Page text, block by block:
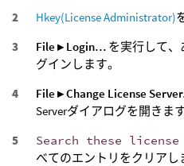
Hkey(License Administrator)
File ▸ Login… を実行して、
グインします。
File ▸ Change License
Serverダイアログを開きます
Search these
べてのエントリをクリア